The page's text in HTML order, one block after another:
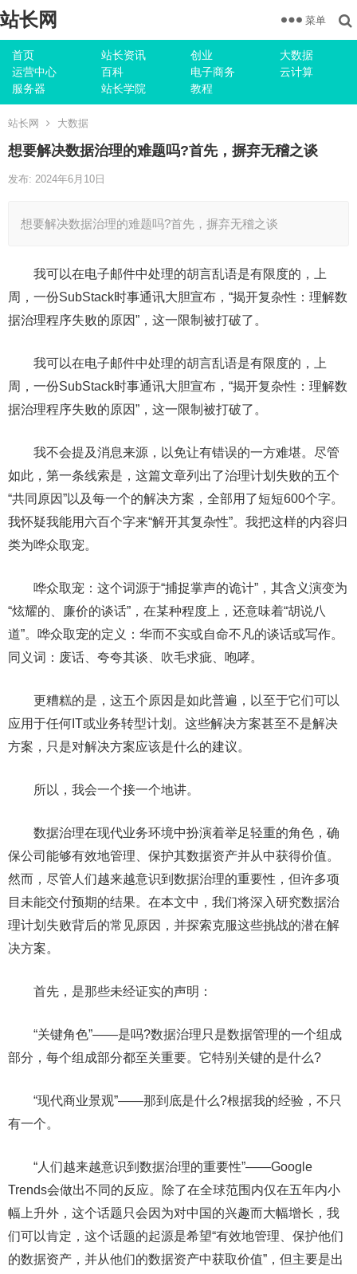
站长网
首页 站长资讯 创业
大数据
运营中心
百科 电子商务
云计算
服务器
站长学院 教程
菜单
站长网 大数据
想要解决数据治理的难题吗?首先，摒弃无稽之谈
发布: 2024年6月10日
想要解决数据治理的难题吗?首先，摒弃无稽之谈
我可以在电子邮件中处理的胡言乱语是有限度的，上
周，一份SubStack时事通讯大胆宣布，“揭开复杂性：理解数
据治理程序失败的原因”，这一限制被打破了。
我可以在电子邮件中处理的胡言乱语是有限度的，上
周，一份SubStack时事通讯大胆宣布，“揭开复杂性：理解数
据治理程序失败的原因”，这一限制被打破了。
我不会提及消息来源，以免让有错误的一方难堪。尽管
如此，第一条线索是，这篇文章列出了治理计划失败的五个
“共同原因”以及每一个的解决方案，全部用了短短600个字。
我怀疑我能用六百个字来“解开其复杂性”。我把这样的内容归
类为哗众取宠。
哗众取宠：这个词源于“捕捉掌声的诡计”，其含义演变为
“炫耀的、廉价的谈话”，在某种程度上，还意味着“胡说八
道”。哗众取宠的定义：华而不实或自命不凡的谈话或写作。
同义词：废话、夸夸其谈、吹毛求疵、咆哮。
更糟糕的是，这五个原因是如此普遍，以至于它们可以
应用于任何IT或业务转型计划。这些解决方案甚至不是解决
方案，只是对解决方案应该是什么的建议。
所以，我会一个接一个地讲。
数据治理在现代业务环境中扮演着举足轻重的角色，确
保公司能够有效地管理、保护其数据资产并从中获得价值。
然而，尽管人们越来越意识到数据治理的重要性，但许多项
目未能交付预期的结果。在本文中，我们将深入研究数据治
理计划失败背后的常见原因，并探索克服这些挑战的潜在解
决方案。
首先，是那些未经证实的声明：
“关键角色”——是吗?数据治理只是数据管理的一个组成
部分，每个组成部分都至关重要。它特别关键的是什么?
“现代商业景观”——那到底是什么?根据我的经验，不只
有一个。
“人们越来越意识到数据治理的重要性”——Google
Trends会做出不同的反应。除了在全球范围内仅在五年内小
幅上升外，这个话题只会因为对中国的兴趣而大幅增长，我
们可以肯定，这个话题的起源是希望“有效地管理、保护他们
的数据资产，并从他们的数据资产中获取价值”，但主要是出